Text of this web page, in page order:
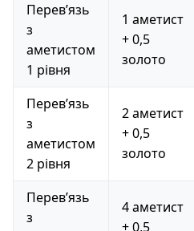
Перев’язь
з
аметистом
1 рівня
1 аметист
+ 0,5
золото
Перев’язь
з
аметистом
2 рівня
2 аметист
+ 0,5
золото
Перев’язь
з
4 аметист
+ 0,5